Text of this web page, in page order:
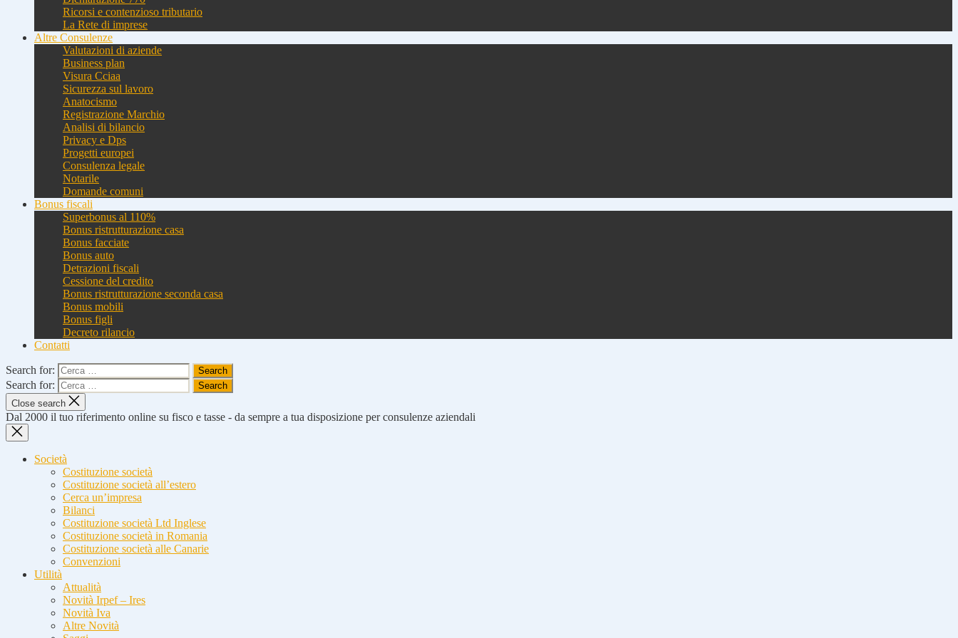
Ricorsi e contenzioso tributario
La Rete di imprese
Altre Consulenze
Valutazioni di aziende
Business plan
Visura Cciaa
Sicurezza sul lavoro
Anatocismo
Registrazione Marchio
Analisi di bilancio
Privacy e Dps
Progetti europei
Consulenza legale
Notarile
Domande comuni
Bonus fiscali
Superbonus al 110%
Bonus ristrutturazione casa
Bonus facciate
Bonus auto
Detrazioni fiscali
Cessione del credito
Bonus ristrutturazione seconda casa
Bonus mobili
Bonus figli
Decreto rilancio
Contatti
Search for:
Search for:
Close search
Dal 2000 il tuo riferimento online su fisco e tasse - da sempre a tua disposizione per consulenze aziendali
Società
Costituzione società
Costituzione società all’estero
Cerca un’impresa
Bilanci
Costituzione società Ltd Inglese
Costituzione società in Romania
Costituzione società alle Canarie
Convenzioni
Utilità
Attualità
Novità Irpef – Ires
Novità Iva
Altre Novità